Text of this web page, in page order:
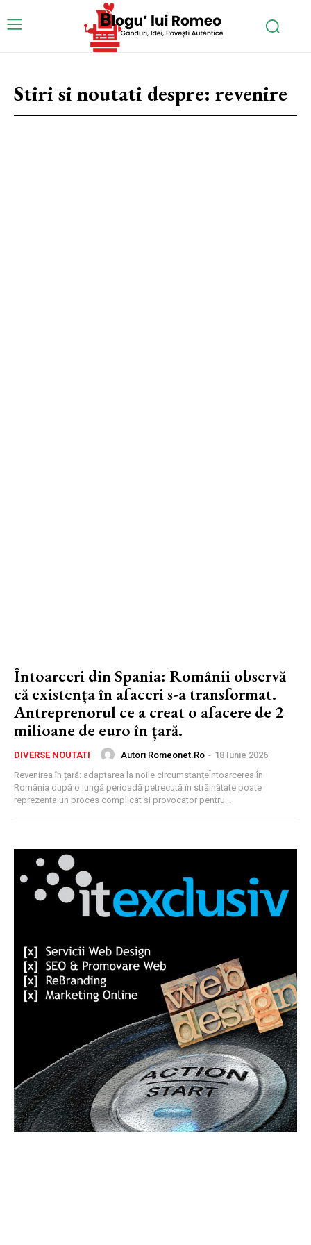
Stiri si noutati despre: revenire
Întoarceri din Spania: Românii observă
că existența în afaceri s-a transformat.
Antreprenorul ce a creat o afacere de 2
milioane de euro în țară.
DIVERSE NOUTATI Autori Romeonet.ro - 18 Iunie 2026
Revenirea în țară: adaptarea la noile circumstanțeÎntoarcerea în
România după o lungă perioadă petrecută în străinătate poate
reprezenta un proces complicat și provocator pentru...